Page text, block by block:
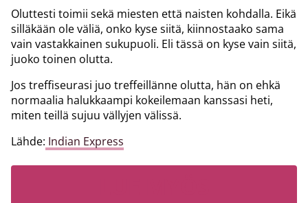
Oluttesti toimii sekä miesten että naisten kohdalla. Eikä
silläkään ole väliä, onko kyse siitä, kiinnostaako sama
vain vastakkainen sukupuoli. Eli tässä on kyse vain siitä,
juoko toinen olutta.
Jos treffiseurasi juo treffeillänne olutta, hän on ehkä
normaalia halukkaampi kokeilemaan kanssasi heti,
miten teillä sujuu vällyjen välissä.
Lähde: Indian Express